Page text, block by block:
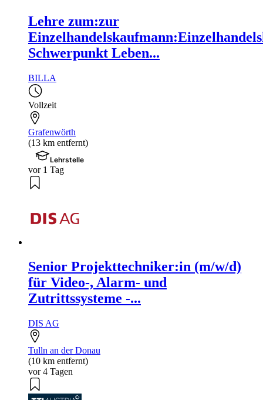
Lehre zum:zur
Schwerpunkt Leben...
BILLA
Vollzeit
Grafenwörth
(13 km entfernt)
Lehrstelle
vor 1 Tag
Senior Projekttechniker:in (m/w/d)
für Video-, Alarm- und
Zutrittssysteme -...
DIS AG
Tulln an der Donau
(10 km entfernt)
vor 4 Tagen